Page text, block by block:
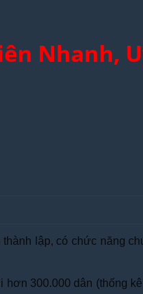
Nhanh,
lập, có chức năng
300.000 dân (thống